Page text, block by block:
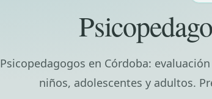
Psicopedagogos en Córdoba:
niños, adolescentes y adultos.